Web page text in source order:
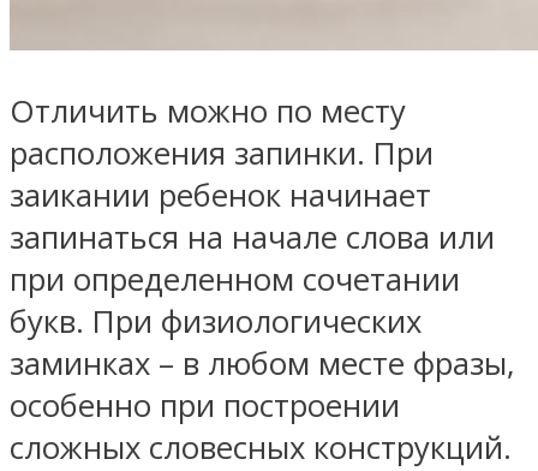
Отличить можно по месту
расположения запинки. При
заикании ребенок начинает
запинаться на начале слова или
при определенном сочетании
букв. При физиологических
заминках – в любом месте фразы,
особенно при построении
сложных словесных конструкций.